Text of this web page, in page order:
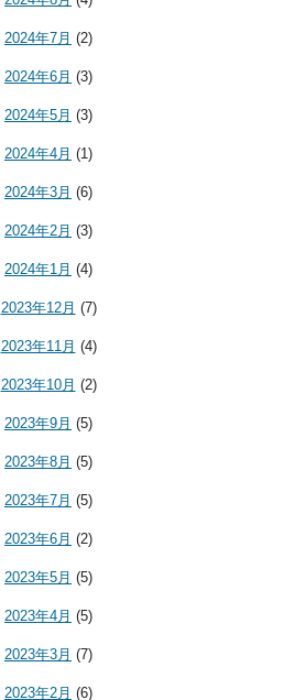
2024年7月 (2)
2024年6月 (3)
2024年5月 (3)
2024年4月 (1)
2024年3月 (6)
2024年2月 (3)
2024年1月 (4)
2023年12月 (7)
2023年11月 (4)
2023年10月 (2)
2023年9月 (5)
2023年8月 (5)
2023年7月 (5)
2023年6月 (2)
2023年5月 (5)
2023年4月 (5)
2023年3月 (7)
2023年2月 (6)